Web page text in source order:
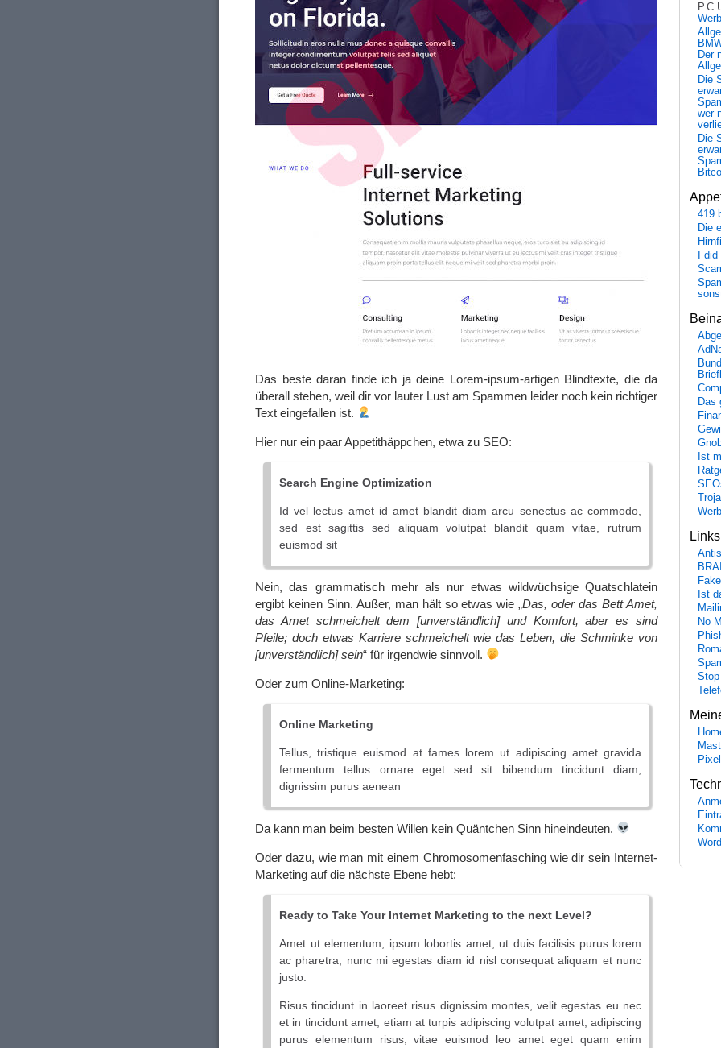
Das beste daran finde ich ja deine Lorem-ipsum-artigen Blindtexte, die da
überall stehen, weil dir vor lauter Lust am Spammen leider noch kein richtiger
Text eingefallen ist.
Hier nur ein paar Appetithäppchen, etwa zu SEO:
Search Engine Optimization
Id vel lectus amet id amet blandit diam arcu senectus ac commodo,
sed est sagittis sed aliquam volutpat blandit quam vitae, rutrum
euismod sit
Nein, das grammatisch mehr als nur etwas wildwüchsige Quatschlatein
ergibt keinen Sinn. Außer, man hält so etwas wie „Das, oder das Bett Amet,
das Amet schmeichelt dem [unverständlich] und Komfort, aber es sind
Pfeile; doch etwas Karriere schmeichelt wie das Leben, die Schminke von
[unverständlich] sein“ für irgendwie sinnvoll.
Oder zum Online-Marketing:
Online Marketing
Tellus, tristique euismod at fames lorem ut adipiscing amet gravida
fermentum tellus ornare eget sed sit bibendum tincidunt diam,
dignissim purus aenean
Da kann man beim besten Willen kein Quäntchen Sinn hineindeuten.
Oder dazu, wie man mit einem Chromosomenfasching wie dir sein Internet-
Marketing auf die nächste Ebene hebt:
Ready to Take Your Internet Marketing to the next Level?
Amet ut elementum, ipsum lobortis amet, ut duis facilisis purus lorem
ac pharetra, nunc mi egestas diam id nisl consequat aliquam et nunc
justo.
Risus tincidunt in laoreet risus dignissim montes, velit egestas eu nec
et in tincidunt amet, etiam at turpis adipiscing volutpat amet, adipiscing
purus elementum risus, vitae euismod leo amet eget quam enim
Der
Die
wer
Die
Die
I
Das
Ist
Ist
No